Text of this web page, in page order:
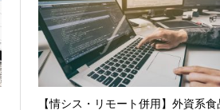
【情シス・リモート併用】外資系食